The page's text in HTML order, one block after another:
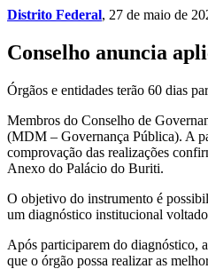
Distrito Federal, 27 de maio de
Conselho anuncia
Órgãos e entidades terão 60 dias
Membros do Conselho de
(MDM – Governança Pública). A
comprovação das realizações
Anexo do Palácio do Buriti.
O objetivo do instrumento é
um diagnóstico institucional
Após participarem do diagnóstico,
que o órgão possa realizar as